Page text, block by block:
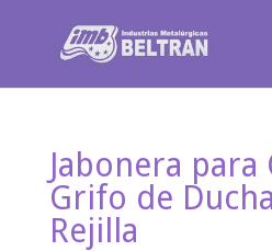
Jabonera para
Grifo de
Rejilla